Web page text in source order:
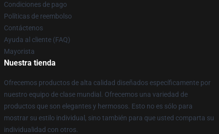
Condiciones de pago
Políticas de reembolso
Contáctenos
Ayuda al cliente (FAQ)
Mayorista
Nuestra tienda
Ofrecemos productos de alta calidad diseñados específicamente por
nuestro equipo de clase mundial. Ofrecemos una variedad de
productos que son elegantes y hermosos. Esto no es sólo para
mostrar su estilo individual, sino también para que usted comparta su
individualidad con otros.